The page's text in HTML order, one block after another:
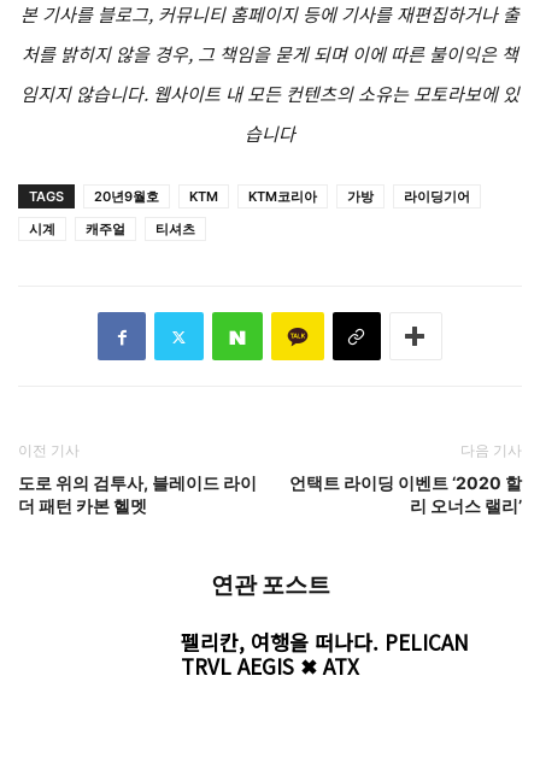
본 기사를 블로그, 커뮤니티 홈페이지 등에 기사를 재편집하거나 출
처를 밝히지 않을 경우, 그 책임을 묻게 되며 이에 따른 불이익은 책
임지지 않습니다. 웹사이트 내 모든 컨텐츠의 소유는 모토라보에 있
습니다
TAGS 20년9월호 KTM KTM코리아 가방
라이딩기어
시계
캐주얼 티셔츠
이전 기사
도로 위의 검투사, 블레이드 라이
더 패턴 카본 헬멧
다음 기사
언택트 라이딩 이벤트 ‘2020 할
리 오너스 랠리’
연관 포스트
펠리칸, 여행을 떠나다. PELICAN
TRVL AEGIS ✖ ATX